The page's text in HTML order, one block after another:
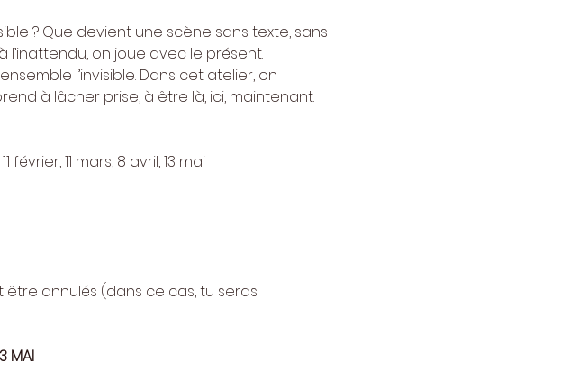
? Que devient une scène sans texte, sans
l’inattendu, on joue avec le présent.
l’invisible. Dans cet atelier, on
à lâcher prise, à être là, ici, maintenant.
11 mars, 8 avril, 13 mai
annulés (dans ce cas, tu seras
MAI